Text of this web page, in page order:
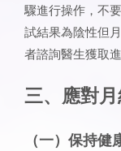
驟進行操作，不
試結果為陰性但
者諮詢醫生獲取
三、應對
（一）保持